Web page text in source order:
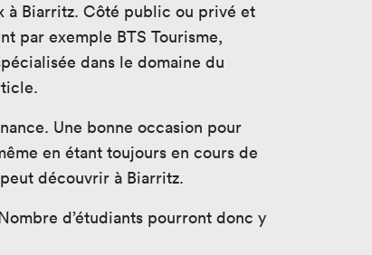
à Biarritz. Côté public ou privé et
par exemple BTS Tourisme,
dans le domaine du
Une bonne occasion pour
en étant toujours en cours de
découvrir à Biarritz.
d’étudiants pourront donc y